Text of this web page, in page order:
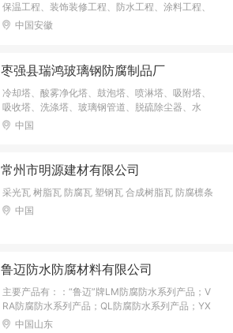
保温工程、装饰装修工程、防水工程、涂料工程、
园林绿化工程施工；建材产品销售。；
中国安徽
枣强县瑞鸿玻璃钢防腐制品厂
冷却塔、酸雾净化塔、鼓泡塔、喷淋塔、吸附塔、
吸收塔、洗涤塔、玻璃钢管道、脱硫除尘器、水
箱、玻璃钢风机、玻璃钢格栅、玻璃钢储存罐、玻
风机、等产品专业生产加工的公
中国
常州市明源建材有限公司
采光瓦 树脂瓦 防腐瓦 塑钢瓦 合成树脂瓦 防腐檩条
中国
鲁迈防水防腐材料有限公司
主要产品有：：“鲁迈”牌LM防腐防水系列产品；V
RA防腐防水系列产品；QL防腐防水系列产品；YX
Z防腐防水系列产品；LQ防腐防水系列产品;JS防
中国山东